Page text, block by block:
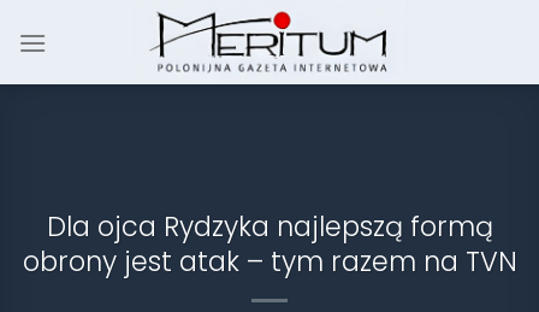
Dla ojca Rydzyka najlepszą formą
obrony jest atak – tym razem na TVN